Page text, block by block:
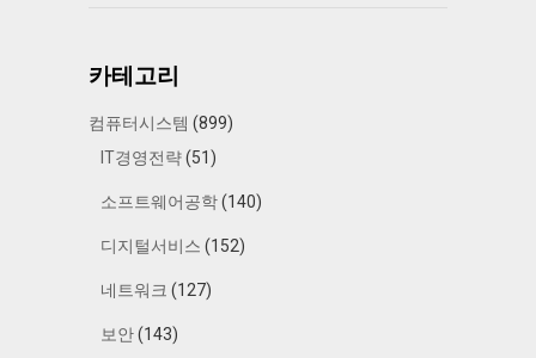
카테고리
컴퓨터시스템 (899)
IT경영전략(51)
소프트웨어공학(140)
디지털서비스 (152)
네트워크 (127)
보안(143)